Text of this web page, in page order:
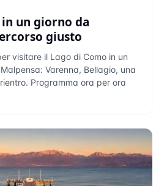
un giorno da
giusto
visitare il Lago di Como in un
Varenna, Bellagio, una
Programma ora per ora